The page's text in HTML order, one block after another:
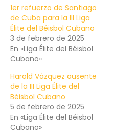
1er refuerzo de Santiago
de Cuba para la III Liga
Élite del Béisbol Cubano
3 de febrero de 2025
En «Liga Élite del Béisbol
Cubano»
Harold Vázquez ausente
de la III Liga Élite del
Béisbol Cubano
5 de febrero de 2025
En «Liga Élite del Béisbol
Cubano»